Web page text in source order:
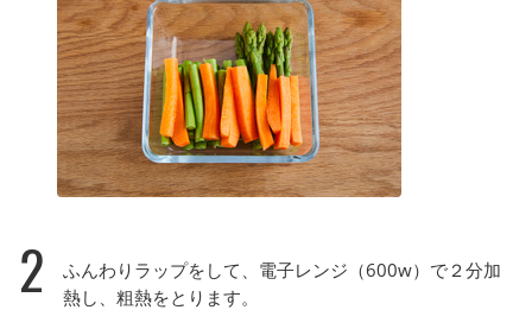
2
ふんわりラップをして、電子レンジ（600w）で２分加
熱し、粗熱をとります。